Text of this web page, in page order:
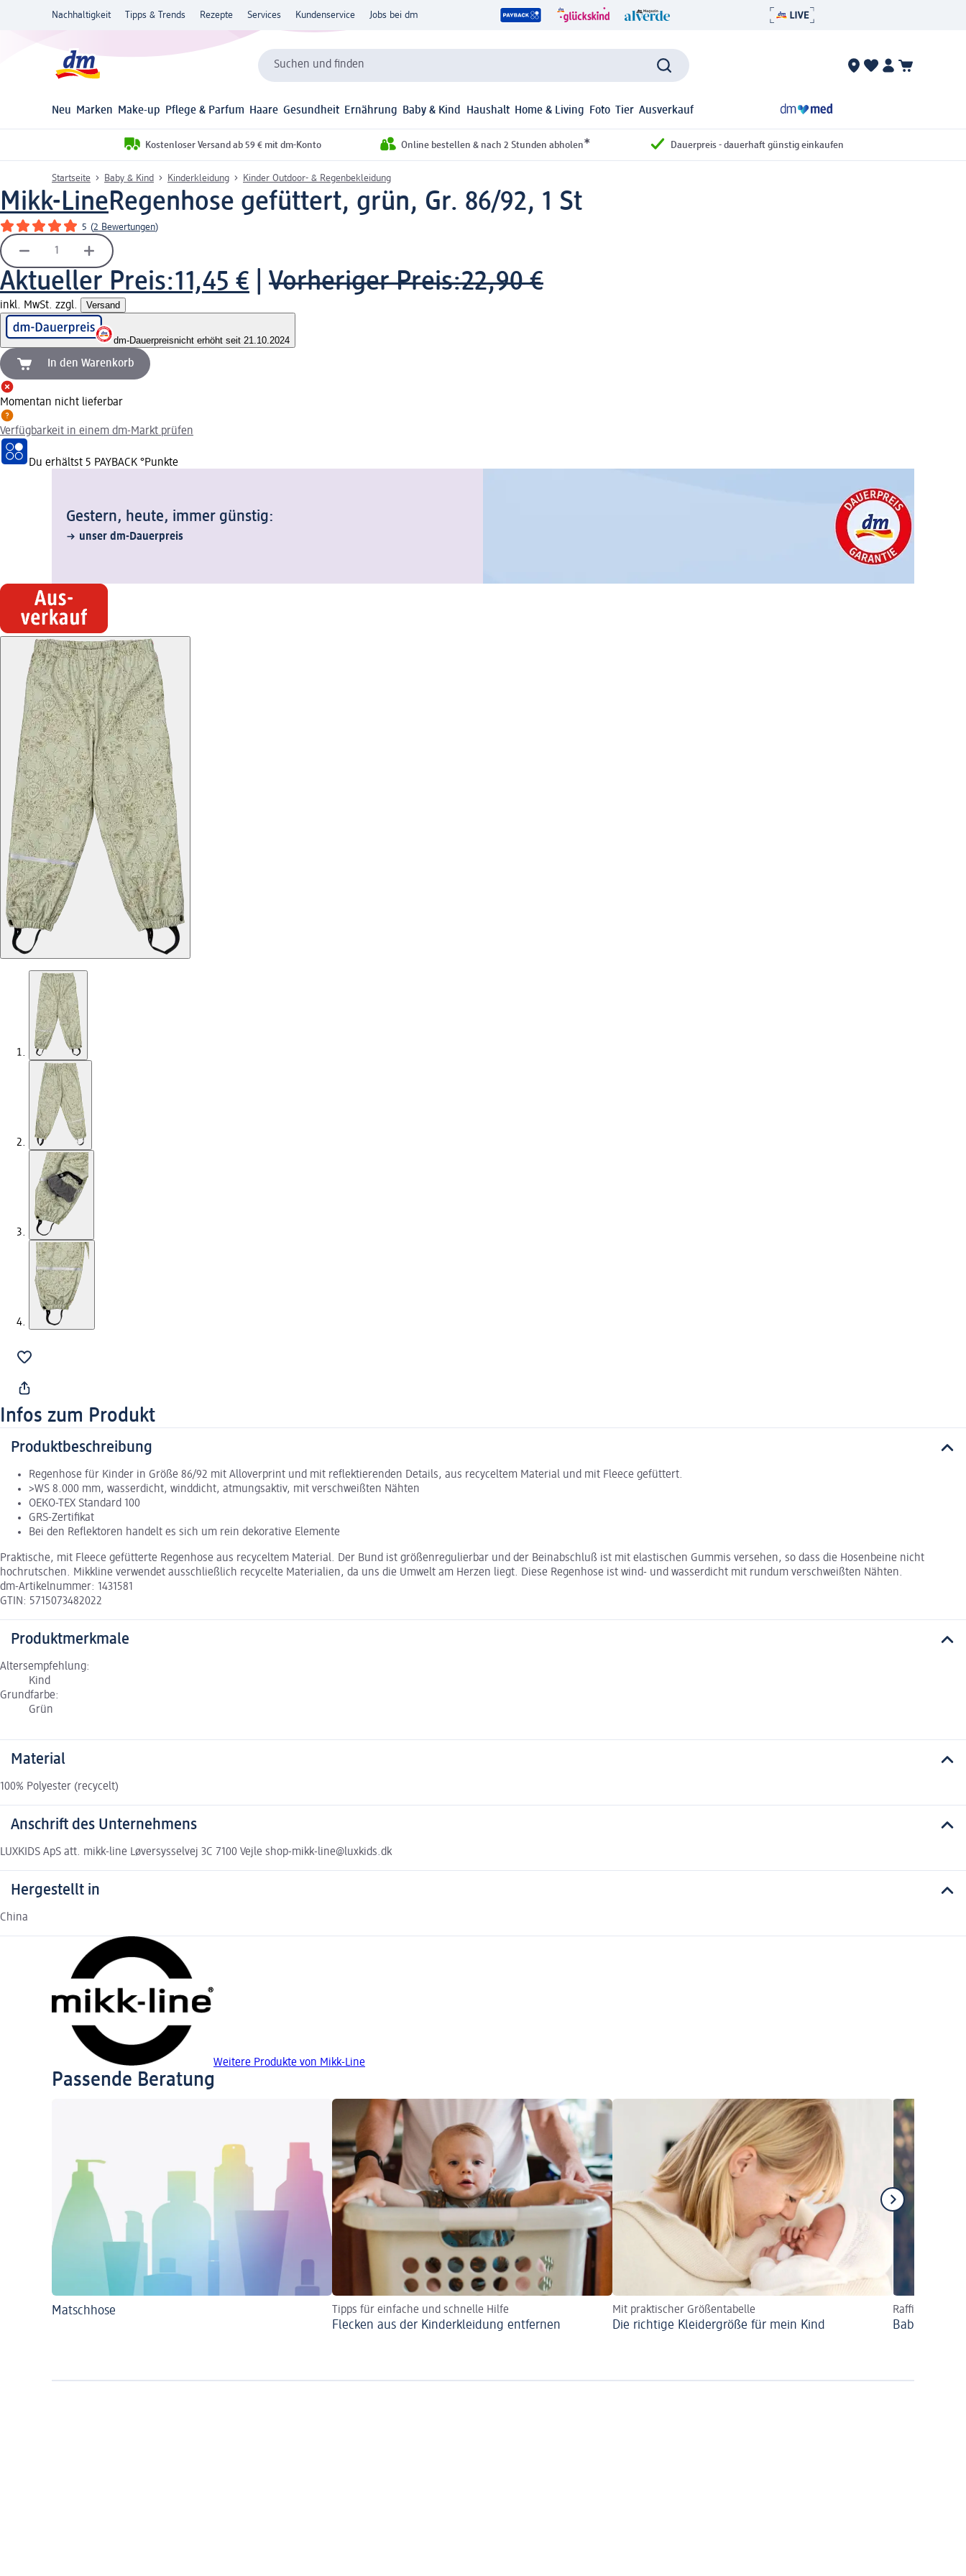
Nachhaltigkeit Tipps & Trends Rezepte Services Kundenservice Jobs bei dm
Suchen und finden
Neu Marken Make-up Pflege & Parfum Haare Gesundheit Ernährung Baby & Kind Haushalt Home & Living Foto Tier Ausverkauf
Kostenloser Versand ab 59 € mit dm-Konto Online bestellen & nach 2 Stunden abholen* Dauerpreis - dauerhaft günstig einkaufen
Startseite Baby & Kind Kinderkleidung Kinder Outdoor- & Regenbekleidung
Mikk-LineRegenhose gefüttert, grün, Gr. 86/92, 1 St
5 (2 Bewertungen)
Aktueller Preis:11,45 € Vorheriger Preis:22,90 €
inkl. MwSt. zzgl. Versand
dm-Dauerpreisnicht erhöht seit 21.10.2024
In den Warenkorb
Momentan nicht lieferbar
Verfügbarkeit in einem dm-Markt prüfen
Du erhältst 5 PAYBACK °Punkte
Gestern, heute, immer günstig:
unser dm-Dauerpreis
Infos zum Produkt
Produktbeschreibung
Regenhose für Kinder in Größe 86/92 mit Alloverprint und mit reflektierenden Details, aus recyceltem Material und mit Fleece gefüttert.
>WS 8.000 mm, wasserdicht, winddicht, atmungsaktiv, mit verschweißten Nähten
OEKO-TEX Standard 100
GRS-Zertifikat
Bei den Reflektoren handelt es sich um rein dekorative Elemente
Praktische, mit Fleece gefütterte Regenhose aus recyceltem Material. Der Bund ist größenregulierbar und der Beinabschluß ist mit elastischen Gummis versehen, so dass die Hosenbeine nicht
hochrutschen. Mikkline verwendet ausschließlich recycelte Materialien, da uns die Umwelt am Herzen liegt. Diese Regenhose ist wind- und wasserdicht mit rundum verschweißten Nähten.
dm-Artikelnummer: 1431581
GTIN: 5715073482022
Produktmerkmale
Altersempfehlung:
Kind
Grundfarbe:
Grün
Material
100% Polyester (recycelt)
Anschrift des Unternehmens
LUXKIDS ApS att. mikk-line Løversysselvej 3C 7100 Vejle shop-mikk-line@luxkids.dk
Hergestellt in
China
Weitere Produkte von Mikk-Line
Passende Beratung
Matschhose Tipps für einfache und schnelle Hilfe
Flecken aus der Kinderkleidung entfernen
Mit praktischer Größentabelle
Die richtige Kleidergröße für mein Kind
Raffinierte